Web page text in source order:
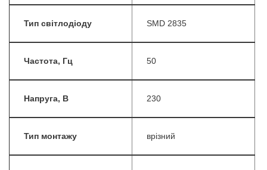
Тип світлодіоду SMD 2835
Частота, Гц 50
Напруга, В 230
Тип монтажу врізний